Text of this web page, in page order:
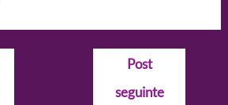
Post
seguinte